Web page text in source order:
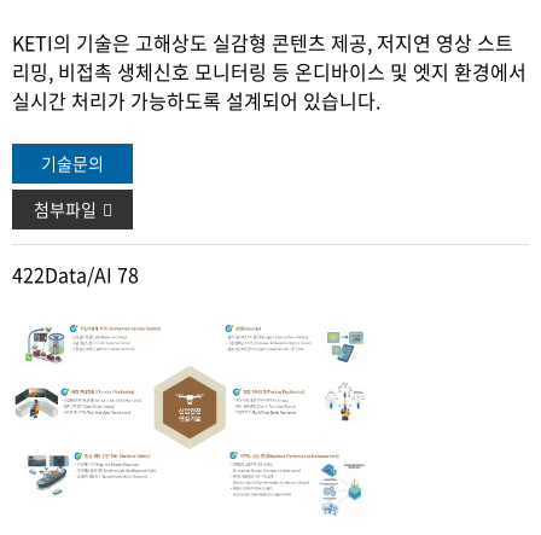
KETI의 기술은 고해상도 실감형 콘텐츠 제공, 저지연 영상 스트
리밍, 비접촉 생체신호 모니터링 등 온디바이스 및 엣지 환경에서
실시간 처리가 가능하도록 설계되어 있습니다.
기술문의
첨부파일
422Data/AI 78